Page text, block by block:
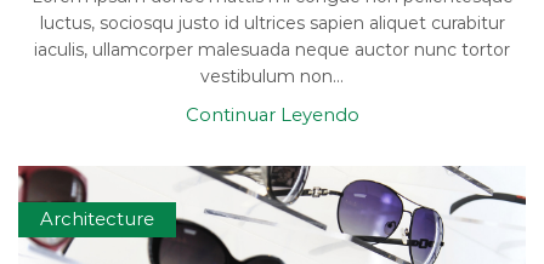
luctus, sociosqu justo id ultrices sapien aliquet curabitur
iaculis, ullamcorper malesuada neque auctor nunc tortor
vestibulum non...
Continuar Leyendo
Architecture